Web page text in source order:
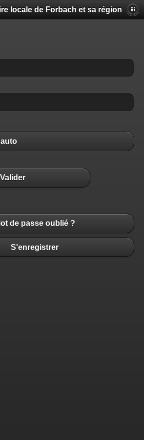
locale de Forbach et sa région
Valider
de passe oublié ?
S'enregistrer